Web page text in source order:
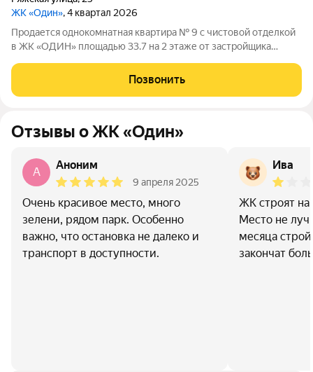
ЖК «Один», 4 квартал 2026
Продается однокомнатная квартира № 9 с чистовой отделкой
в ЖК «ОДИН» площадью 33.7 на 2 этаже от застройщика
Позвонить
Отзывы о ЖК «Один»
A
Аноним
9 апреля 2025
Очень красивое место, много
зелени, рядом парк. Особенно
важно, что остановка не далеко и
транспорт в доступности.
Ива
ЖК строят
Место не
месяца
закончат